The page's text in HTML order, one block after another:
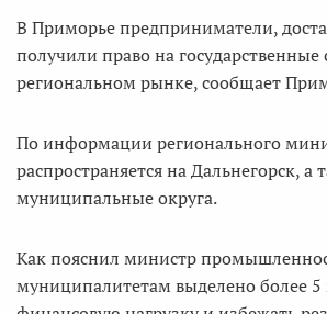
В Приморье предприниматели,
получили право на
региональном рынке, сообщает
По информации регионального
распространяется на Дальнегорск,
муниципальные округа.
Как пояснил министр
муниципалитетам выделено более 5